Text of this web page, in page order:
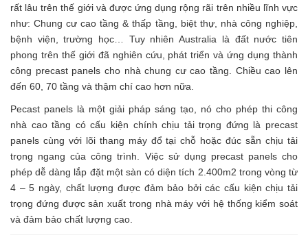
rất lâu trên thế giới và được ứng dụng rộng rãi trên nhiều lĩnh vực
như: Chung cư cao tầng & thấp tầng, biệt thự, nhà công nghiệp,
bệnh viện, trường học… Tuy nhiên Australia là đất nước tiên
phong trên thế giới đã nghiên cứu, phát triển và ứng dụng thành
công precast panels cho nhà chung cư cao tầng. Chiều cao lên
đến 60, 70 tầng và thậm chí cao hơn nữa.
Pecast panels là một giải pháp sáng tạo, nó cho phép thi công
nhà cao tầng có cấu kiện chính chịu tải trọng đứng là precast
panels cùng với lõi thang máy đổ tại chỗ hoặc đúc sẵn chịu tải
trọng ngang của công trình. Việc sử dụng precast panels cho
phép dễ dàng lắp đặt một sàn có diện tích 2.400m2 trong vòng từ
4 – 5 ngày, chất lượng được đảm bảo bởi các cấu kiện chịu tải
trọng đứng được sản xuất trong nhà máy với hệ thống kiểm soát
và đảm bảo chất lượng cao.